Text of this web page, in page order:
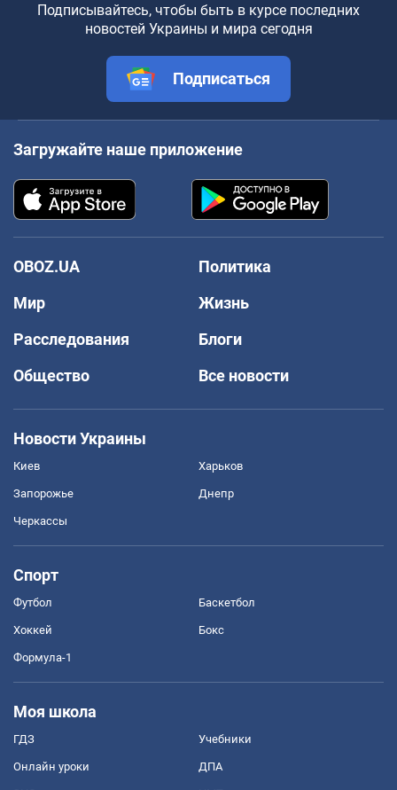
Подписывайтесь, чтобы быть в курсе последних
новостей Украины и мира сегодня
Подписаться
Загружайте наше приложение
OBOZ.UA
Политика
Мир
Жизнь
Расследования
Блоги
Общество
Все новости
Новости Украины
Киев Харьков
Запорожье Днепр
Черкассы
Спорт
Футбол Баскетбол
Хоккей Бокс
Формула-1
Моя школа
ГДЗ Учебники
Онлайн уроки ДПА